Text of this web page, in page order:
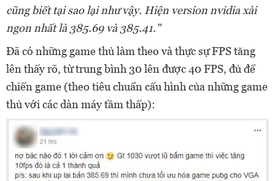
cũng biết tại sao lại như vậy. Hiện version nvidia xài
ngon nhất là 385.69 và 385.41."
Đã có những game thủ làm theo và thực sự FPS tăng
lên thấy rõ, từ trung bình 30 lên được 40 FPS, đủ để
chiến game (theo tiêu chuẩn cấu hình của những game
thủ với các dàn máy tầm thấp):